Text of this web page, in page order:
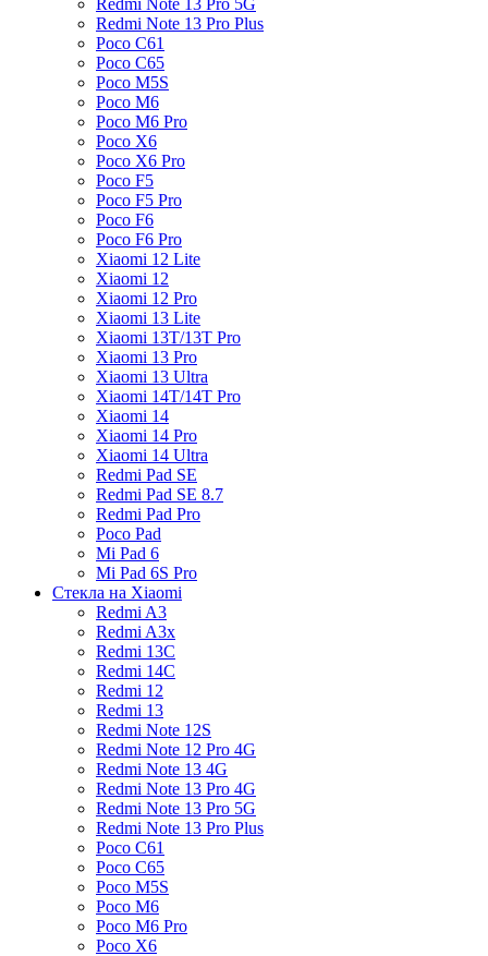
Redmi Note 13 Pro Plus
Poco C61
Poco C65
Poco M5S
Poco M6
Poco M6 Pro
Poco X6
Poco X6 Pro
Poco F5
Poco F5 Pro
Poco F6
Poco F6 Pro
Xiaomi 12 Lite
Xiaomi 12
Xiaomi 12 Pro
Xiaomi 13 Lite
Xiaomi 13T/13T Pro
Xiaomi 13 Pro
Xiaomi 13 Ultra
Xiaomi 14T/14T Pro
Xiaomi 14
Xiaomi 14 Pro
Xiaomi 14 Ultra
Redmi Pad SE
Redmi Pad SE 8.7
Redmi Pad Pro
Poco Pad
Mi Pad 6
Mi Pad 6S Pro
Стекла на Xiaomi
Redmi A3
Redmi A3x
Redmi 13C
Redmi 14C
Redmi 12
Redmi 13
Redmi Note 12S
Redmi Note 12 Pro 4G
Redmi Note 13 4G
Redmi Note 13 Pro 4G
Redmi Note 13 Pro 5G
Redmi Note 13 Pro Plus
Poco C61
Poco C65
Poco M5S
Poco M6
Poco M6 Pro
Poco X6